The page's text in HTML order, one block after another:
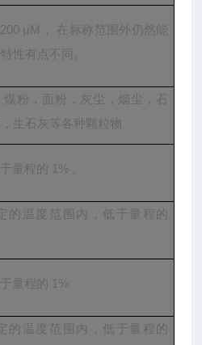
μM， 在标称范围外仍然能
性有点不同。
粉，面粉，灰尘，烟尘，石
生石灰等各种颗粒物
量程的 1% 。
的温度范围内，低于量程的
量程的 1%
的温度范围内，低于量程的